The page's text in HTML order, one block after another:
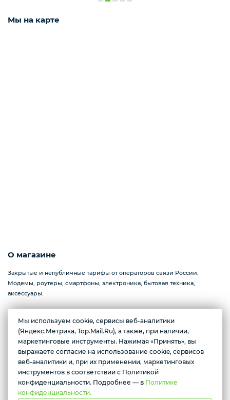
Мы на карте
О магазине
Закрытые и непубличные тарифы от операторов связи России.
Модемы, роутеры, смартфоны, электроника, бытовая техника,
аксессуары.
Севастополь, проспект Генерала Острякова, 233
Ежедневно с 10:00 до 17:00
Условия доставки
Мы используем cookie, сервисы веб-аналитики
(Яндекс.Метрика, Top.Mail.Ru), а также, при наличии,
маркетинговые инструменты. Нажимая «Принять», вы
выражаете согласие на использование cookie, сервисов
веб-аналитики и, при их применении, маркетинговых
инструментов в соответствии с Политикой
конфиденциальности. Подробнее — в Политике
конфиденциальности.
Желаете подозвать сотрудника
Да Нет